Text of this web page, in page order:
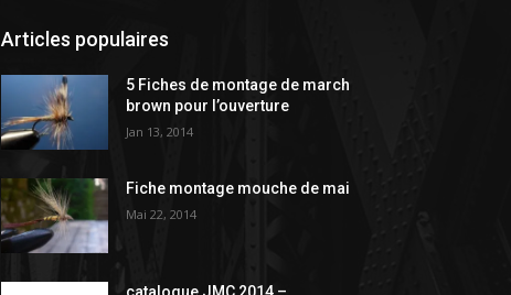
Articles populaires
5 Fiches de montage de march
brown pour l’ouverture
Jan 13, 2014
Fiche montage mouche de mai
Mai 22, 2014